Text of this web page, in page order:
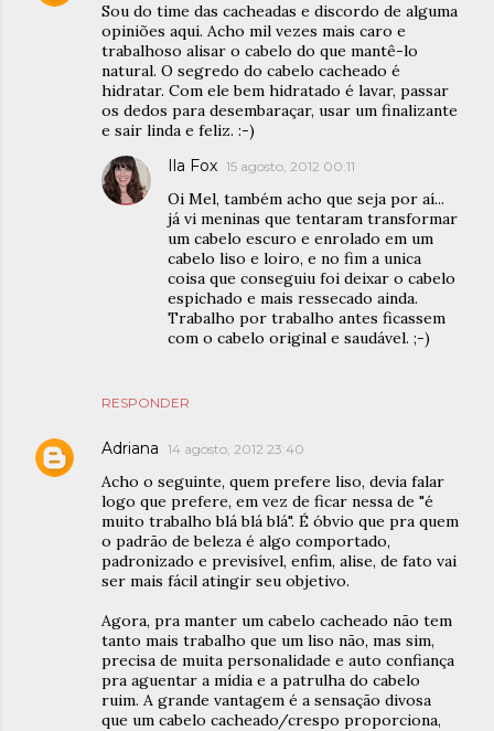
Sou do time das cacheadas e discordo de alguma
opiniões aqui. Acho mil vezes mais caro e
trabalhoso alisar o cabelo do que mantê-lo
natural. O segredo do cabelo cacheado é
hidratar. Com ele bem hidratado é lavar, passar
os dedos para desembaraçar, usar um finalizante
e sair linda e feliz. :-)
RESPONDER
Ila Fox 15 agosto, 2012 00:11
Oi Mel, também acho que seja por aí...
já vi meninas que tentaram transformar
um cabelo escuro e enrolado em um
cabelo liso e loiro, e no fim a unica
coisa que conseguiu foi deixar o cabelo
espichado e mais ressecado ainda.
Trabalho por trabalho antes ficassem
com o cabelo original e saudável. ;-)
Adriana 14 agosto, 2012 23:40
Acho o seguinte, quem prefere liso, devia falar
logo que prefere, em vez de ficar nessa de "é
muito trabalho blá blá blá". É óbvio que pra quem
o padrão de beleza é algo comportado,
padronizado e previsível, enfim, alise, de fato vai
ser mais fácil atingir seu objetivo.
Agora, pra manter um cabelo cacheado não tem
tanto mais trabalho que um liso não, mas sim,
precisa de muita personalidade e auto confiança
pra aguentar a mídia e a patrulha do cabelo
ruim. A grande vantagem é a sensação divosa
que um cabelo cacheado/crespo proporciona,